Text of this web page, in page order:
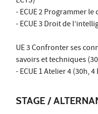
- ECUE 2 Programmer le
- ECUE 3 Droit de
UE 3 Confronter ses
savoirs et techniques
- ECUE 1 Atelier 4 (30h, 4
STAGE /